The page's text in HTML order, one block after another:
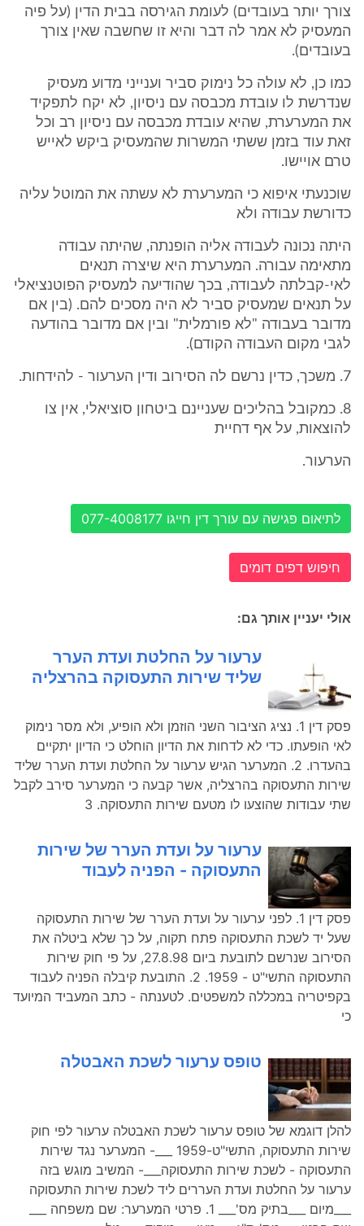
צורך יותר בעובדים) לעומת הגירסה בבית הדין (על פיה
המעסיק לא אמר לה דבר והיא זו שחשבה שאין צורך
בעובדים).
כמו כן, לא עולה כל נימוק סביר וענייני מדוע מעסיק
שנדרשת לו עובדת מכבסה עם ניסיון, לא יקח לתפקיד
את המערערת, שהיא עובדת מכבסה עם ניסיון רב וכל
זאת עוד בזמן ששתי המשרות שהמעסיק ביקש לאייש
טרם אויישו.
שוכנעתי איפוא כי המערערת לא עשתה את המוטל עליה
כדורשת עבודה ולא
היתה נכונה לעבודה אליה הופנתה, שהיתה עבודה
מתאימה עבורה. המערערת היא שיצרה תנאים
לאי-קבלתה לעבודה, בכך שהודיעה למעסיק הפוטנציאלי
על תנאים שמעסיק סביר לא היה מסכים להם. (בין אם
מדובר בעבודה "לא פורמלית" ובין אם מדובר בהודעה
לגבי מקום העבודה הקודם).
7. משכך, כדין נרשם לה הסירוב ודין הערעור - להידחות.
8. כמקובל בהליכים שעניינם ביטחון סוציאלי, אין צו
להוצאות, על אף דחיית
הערעור.
לתיאום פגישה עם עורך דין חייגו 077-4008177
חיפוש דפים דומים
אולי יעניין אותך גם:
ערעור על החלטת ועדת הערר
שליד שירות התעסוקה בהרצליה
פסק דין 1. נציג הציבור השני הוזמן ולא הופיע, ולא מסר נימוק
לאי הופעתו. כדי לא לדחות את הדיון הוחלט כי הדיון יתקיים
בהעדרו. 2. המערער הגיש ערעור על החלטת ועדת הערר שליד
שירות התעסוקה בהרצליה, אשר קבעה כי המערער סירב לקבל
שתי עבודות שהוצעו לו מטעם שירות התעסוקה. 3
ערעור על ועדת הערר של שירות
התעסוקה - הפניה לעבוד
פסק דין 1. לפני ערעור על ועדת הערר של שירות התעסוקה
שעל יד לשכת התעסוקה פתח תקוה, על כך שלא ביטלה את
הסירוב שנרשם לתובעת ביום 27.8.98, על פי חוק שירות
התעסוקה התשי"ט - 1959. 2. התובעת קיבלה הפניה לעבוד
בקפיטריה במכללה למשפטים. לטענתה - כתב המעביד המיועד
כי
טופס ערעור לשכת האבטלה
להלן דוגמא של טופס ערעור לשכת האבטלה ערעור לפי חוק
שירות התעסוקה, התשי"ט-1959 ___- המערער נגד שירות
התעסוקה - לשכת שירות התעסוקה___- המשיב מוגש בזה
ערעור על החלטת ועדת העררים ליד לשכת שירות התעסוקה
___מיום ___בתיק מס'___ 1. פרטי המערער: שם משפחה ___